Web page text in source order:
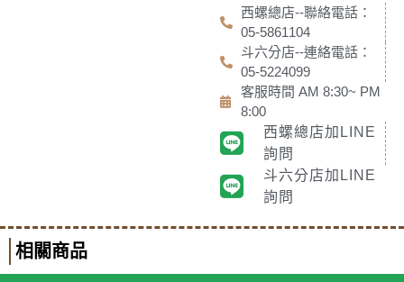
西螺總店--聯絡電話：
05-5861104
斗六分店--連絡電話：
05-5224099
客服時間 AM 8:30~ PM
8:00
西螺總店加LINE
詢問
斗六分店加LINE
詢問
相關商品